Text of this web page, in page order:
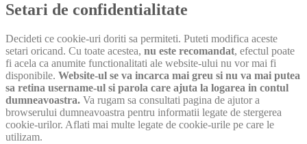
Setari de confidentialitate
Decideti ce cookie-uri doriti sa permiteti. Puteti modifica aceste
setari oricand. Cu toate acestea, nu este recomandat, efectul poate
fi acela ca anumite functionalitati ale website-ului nu vor mai fi
disponibile. Website-ul se va incarca mai greu si nu va mai putea
sa retina username-ul si parola care ajuta la logarea in contul
dumneavoastra. Va rugam sa consultati pagina de ajutor a
browserului dumneavoastra pentru informatii legate de stergerea
cookie-urilor. Aflati mai multe legate de cookie-urile pe care le
utilizam.